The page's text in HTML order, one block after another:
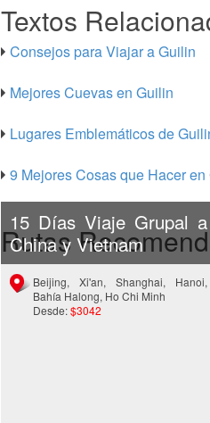
Textos
Consejos para Viajar a Guilin
Mejores Cuevas en Guilin
Lugares Emblemáticos de
9 Mejores Cosas que Hacer en
Rutas
15 Días Viaje Grupal a
China y Vietnam
Beijing, Xi'an, Shanghai, Hanoi,
Bahía Halong, Ho Chi Minh
Desde:$3042